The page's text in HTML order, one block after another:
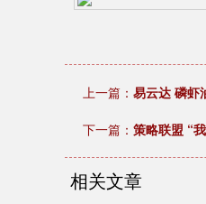
上一篇： 易云达 磷虾
下一篇： 策略联盟 “
相关文章